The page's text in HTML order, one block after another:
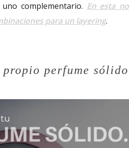
complementario. En esta
para un layering.
propio perfume